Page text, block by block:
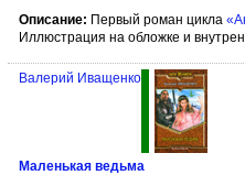
Описание: Первый роман цикла
Иллюстрация на обложке и
Валерий Иващенко
Маленькая ведьма